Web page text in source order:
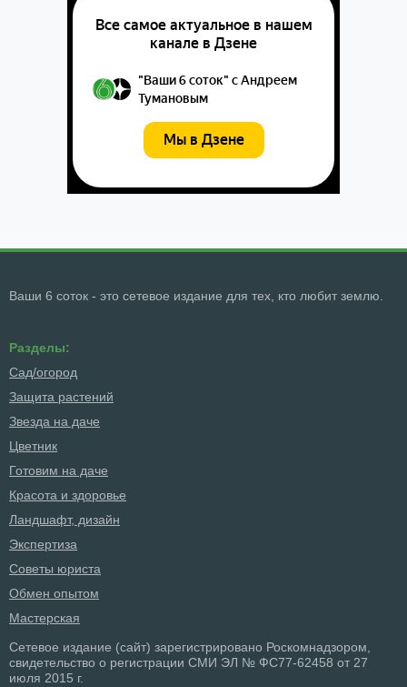
Ваши 6 соток - это сетевое издание для тех, кто любит землю.
Разделы:
Сад/огород
Защита растений
Звезда на даче
Цветник
Готовим на даче
Красота и здоровье
Ландшафт, дизайн
Экспертиза
Советы юриста
Обмен опытом
Мастерская
Сетевое издание (сайт) зарегистрировано Роскомнадзором,
свидетельство о регистрации СМИ ЭЛ № ФС77-62458 от 27
июля 2015 г.